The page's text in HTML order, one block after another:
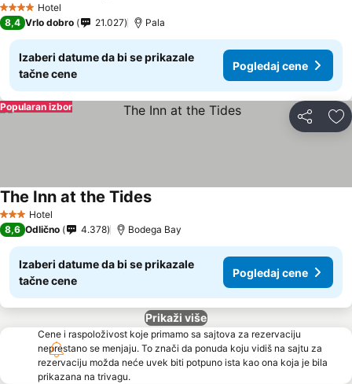
4 ZvezdiceHotel
8,4 Vrlo dobro 21.027 Pala
Izaberi datume da bi se prikazale
tačne cene
Pogledaj cene
Deli
Popularan izbor
3 Zvezdice
Hotel
The Inn at the TidesPogledaj cene
8,6 Odlično 4.378 Bodega Bay
Izaberi datume da bi se prikazale
tačne cene
Pogledaj cene
Prikaži više
Cene i raspoloživost koje primamo sa sajtova za rezervaciju
neprestano se menjaju. To znači da ponuda koju vidiš na sajtu za
rezervaciju možda neće uvek biti potpuno ista kao ona koja je bila
prikazana na trivagu.